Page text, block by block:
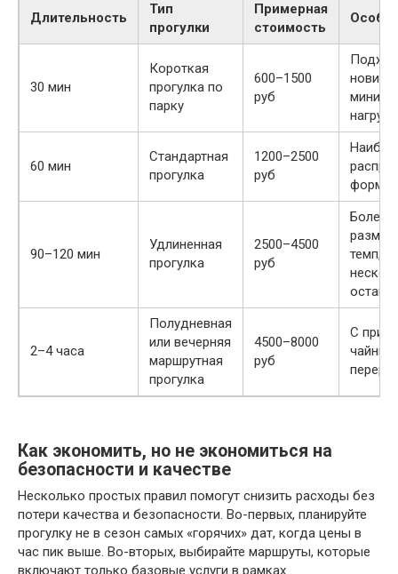
Длительность
Тип
прогулки
Примерная
стоимость
30 мин
Короткая
прогулка по
парку
600–1500
руб
60 мин
Стандартная
прогулка
1200–2500
руб
формат
90–120 мин
Удлиненная
прогулка
2500–4500
руб
Более
темп,
2–4 часа
Полудневная
или вечерняя
маршрутная
прогулка
4500–8000
руб
С
чайным
Как экономить, но не экономиться на
безопасности и качестве
Несколько простых правил помогут снизить расходы без
потери качества и безопасности. Во-первых, планируйте
прогулку не в сезон самых «горячих» дат, когда цены в
час пик выше. Во-вторых, выбирайте маршруты, которые